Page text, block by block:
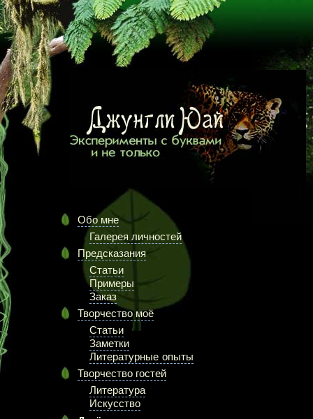
Обо мне
Галерея личностей
Предсказания
Статьи
Примеры
Заказ
Творчество моё
Статьи
Заметки
Литературные опыты
Творчество гостей
Литература
Искусство